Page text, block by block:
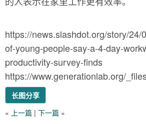
https://news.slashdot.org/story/24/
of-young-people-say-a-4-day-
productivity-survey-finds
https://www.generationlab.org/
长图分享
« 上一篇 | 下一篇 »